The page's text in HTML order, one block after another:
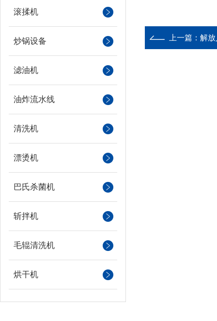
滚揉机
炒锅设备
滤油机
油炸流水线
清洗机
漂烫机
巴氏杀菌机
斩拌机
毛辊清洗机
烘干机
上一篇： 解放